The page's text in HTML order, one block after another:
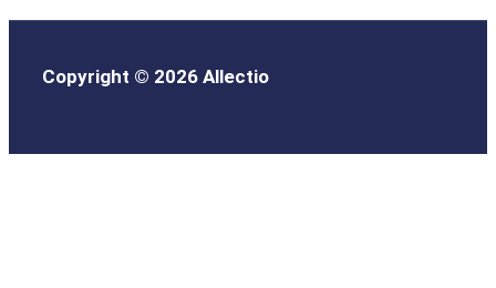
Copyright © 2026 Allectio